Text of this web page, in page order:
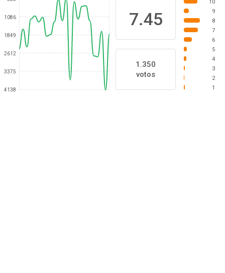
1086
1849
2612
3375
4138
7.45
1.350
votos
10
9
8
7
6
5
4
3
2
1